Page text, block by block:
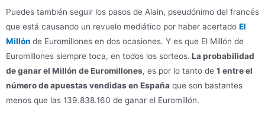
Puedes también seguir los pasos de Alain, pseudónimo del francés
que está causando un revuelo mediático por haber acertado El
Millón de Euromillones en dos ocasiones. Y es que El Millón de
Euromillones siempre toca, en todos los sorteos. La probabilidad
de ganar el Millón de Euromillones, es por lo tanto de 1 entre el
número de apuestas vendidas en España que son bastantes
menos que las 139.838.160 de ganar el Euromillón.